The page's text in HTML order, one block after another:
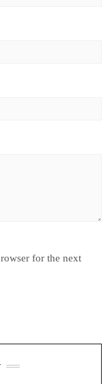
for the next